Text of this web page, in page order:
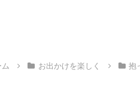
ム お出かけを楽しく 抱